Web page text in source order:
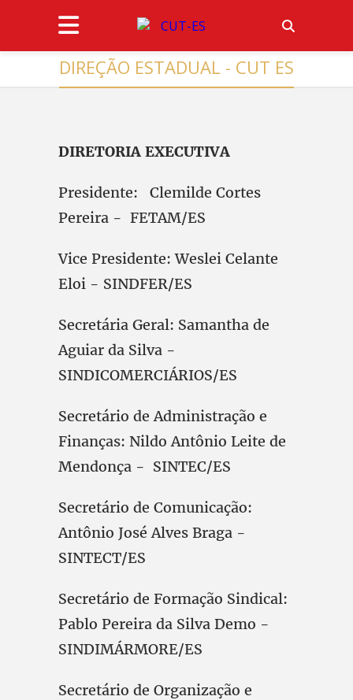
DIREÇÃO ESTADUAL - CUT ES
DIRETORIA EXECUTIVA
Presidente: Clemilde Cortes
Pereira - FETAM/ES
Vice Presidente: Weslei Celante
Eloi - SINDFER/ES
Secretária Geral: Samantha de
Aguiar da Silva -
SINDICOMERCIÁRIOS/ES
Secretário de Administração e
Finanças: Nildo Antônio Leite de
Mendonça - SINTEC/ES
Secretário de Comunicação:
Antônio José Alves Braga -
SINTECT/ES
Secretário de Formação Sindical:
Pablo Pereira da Silva Demo -
SINDIMÁRMORE/ES
Secretário de Organização e